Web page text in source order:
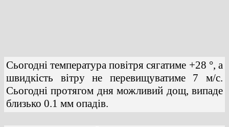
Сьогодні температура повітря сягатиме +28 °, а
швидкість вітру не перевищуватиме 7 м/с.
Сьогодні протягом дня можливий дощ, випаде
близько 0.1 мм опадів.